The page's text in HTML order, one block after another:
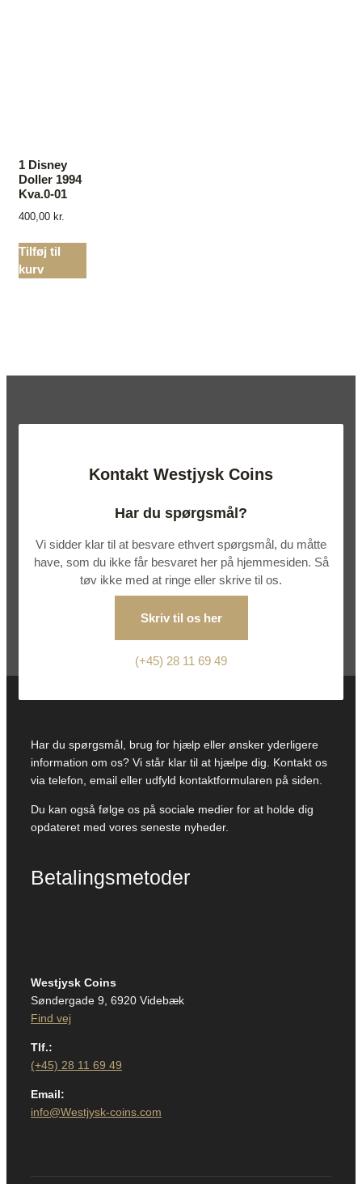
1 Disney
Doller 1994
Kva.0-01
400,00 kr.
Tilføj til
kurv
Kontakt Westjysk Coins
Har du spørgsmål?
Vi sidder klar til at besvare ethvert spørgsmål, du måtte
have, som du ikke får besvaret her på hjemmesiden. Så
tøv ikke med at ringe eller skrive til os.
Skriv til os her
(+45) 28 11 69 49
Har du spørgsmål, brug for hjælp eller ønsker yderligere
information om os? Vi står klar til at hjælpe dig. Kontakt os
via telefon, email eller udfyld kontaktformularen på siden.
Du kan også følge os på sociale medier for at holde dig
opdateret med vores seneste nyheder.
Betalingsmetoder
Westjysk Coins
Søndergade 9, 6920 Videbæk
Find vej
Tlf.:
(+45) 28 11 69 49
Email:
info@Westjysk-coins.com